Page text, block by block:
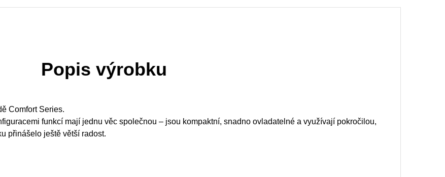
Popis výrobku
Comfort Series.
funkcí mají jednu věc společnou – jsou kompaktní, snadno ovladatelné a využívají pokročilou,
přinášelo ještě větší radost.